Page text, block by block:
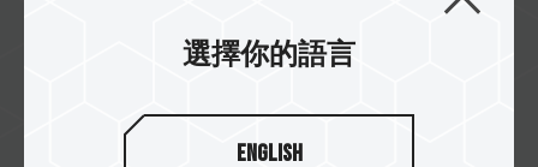
Jumia
選擇你的語言
English